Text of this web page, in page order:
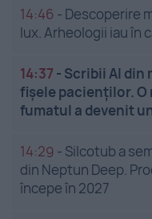
14:46 - Descoperire
lux. Arheologii iau în
14:37 - Scribii AI
fișele pacienților.
fumatul a devenit
14:29 - Silcotub a
din Neptun Deep.
începe în 2027